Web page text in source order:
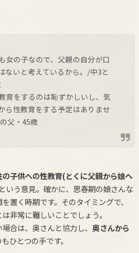
女の子なので、父親の自分が口
ないと考えているから。/中3と
育をするのは恥ずかしいし、気
ら性教育をする予定はありませ
父・45歳
の子供への性教育(とくに父親から娘へ
いう意見。確かに、思春期の娘さんな
置く時期です。そのタイミングで、
非常に難しいことでしょう。
合は、奥さんと協力し、 奥さんから
ひとつの手です。